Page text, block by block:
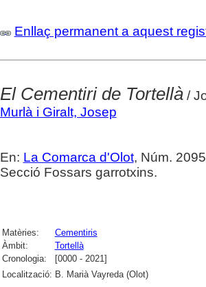
Enllaç permanent a aquest
El Cementiri de Tortellà/
Murlà i Giralt, Josep
En: La Comarca d'Olot, Núm.
Secció Fossars garrotxins.
Matèries:
Cementiris
Àmbit:
Tortellà
Cronologia:
[0000 - 2021]
Localització: B. Marià Vayreda (Olot)